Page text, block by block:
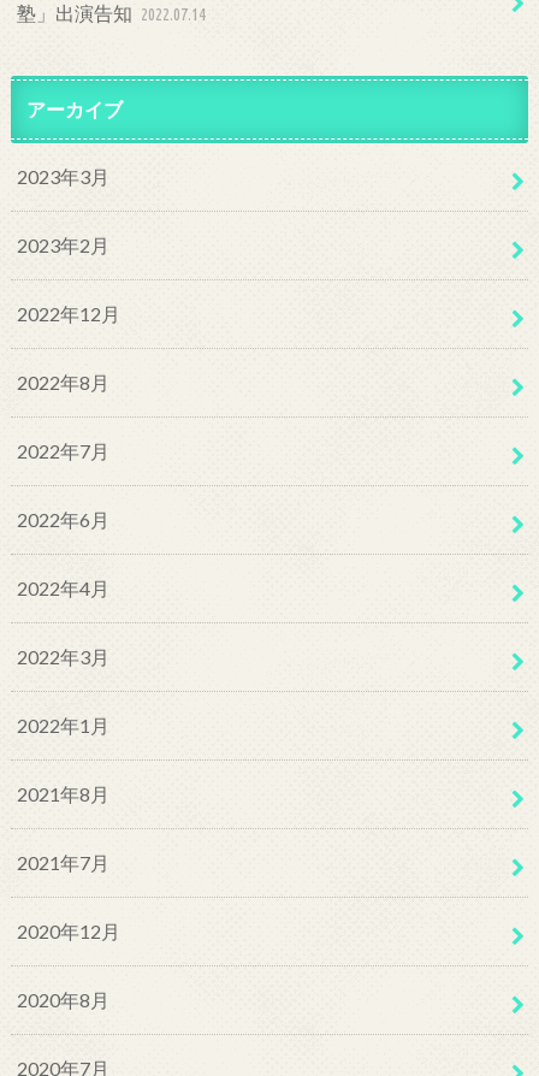
塾」出演告知 2022.07.14
アーカイブ
2023年3月
2023年2月
2022年12月
2022年8月
2022年7月
2022年6月
2022年4月
2022年3月
2022年1月
2021年8月
2021年7月
2020年12月
2020年8月
2020年7月